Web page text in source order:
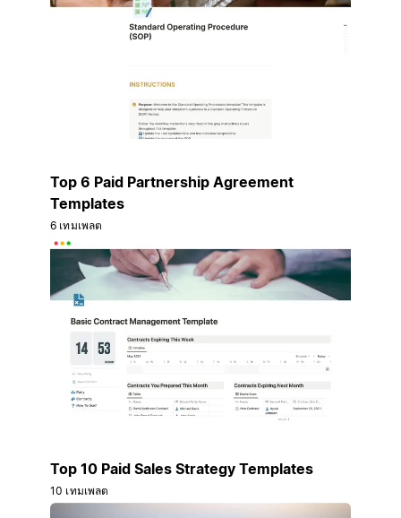
Top 6 Paid Partnership Agreement
Templates
6 เทมเพลต
Top 10 Paid Sales Strategy Templates
10 เทมเพลต